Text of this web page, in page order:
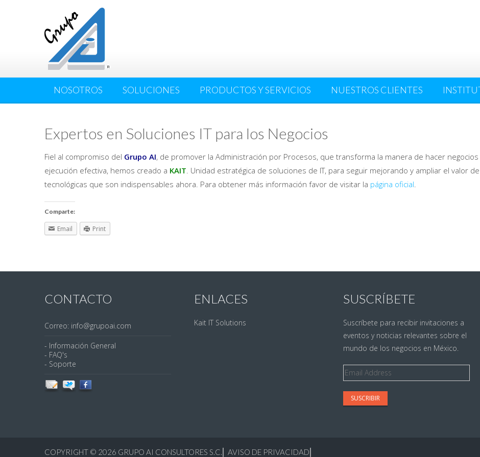
NOSOTROS SOLUCIONES PRODUCTOS Y SERVICIOS NUESTROS CLIENTES
Expertos en Soluciones IT para los Negocios
Fiel al compromiso del Grupo AI, de promover la Administración por Procesos, que transforma la manera de hacer
ejecución efectiva, hemos creado a KAIT. Unidad estratégica de soluciones de IT, para seguir mejorando y ampliar el valor
tecnológicas que son indispensables ahora. Para obtener más información favor de visitar la página oficial.
Comparte:
Email Print
CONTACTO
Correo: info@grupoai.com
- Información General
- FAQ's
- Soporte
ENLACES
Kait IT Solutions
SUSCRÍBETE
Suscríbete para recibir invitaciones a
eventos y noticias relevantes sobre el
mundo de los negocios en México.
Email
Address
COPYRIGHT © 2026 GRUPO AI CONSULTORES S.C. AVISO DE PRIVACIDAD